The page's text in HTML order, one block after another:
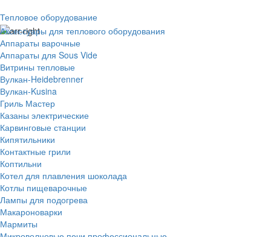
Тепловое оборудование
Аксессуары для теплового оборудования
Аппараты варочные
Аппараты для Sous Vide
Витрины тепловые
Вулкан-Heidebrenner
Вулкан-Kusina
Гриль Мастер
Казаны электрические
Карвинговые станции
Кипятильники
Контактные грили
Коптильни
Котел для плавления шоколада
Котлы пищеварочные
Лампы для подогрева
Макароноварки
Мармиты